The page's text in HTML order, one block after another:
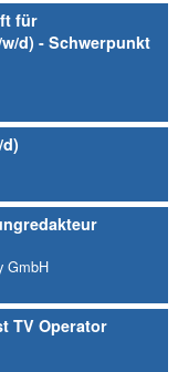
für
d) - Schwerpunkt
GmbH
TV Operator